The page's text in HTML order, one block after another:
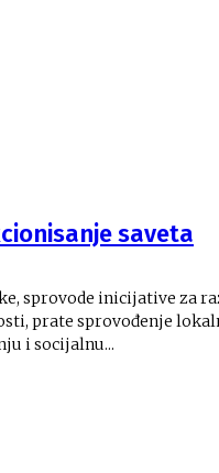
saveta
sprovode inicijative za
prate sprovođenje
i socijalnu...